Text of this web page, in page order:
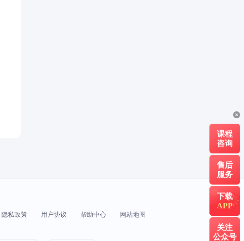
2025年消防设施操作员考试时间
隐私政策 用户协议 帮助中心 网站地图
课程
咨询
售后
服务
下载
APP
关注
公众号